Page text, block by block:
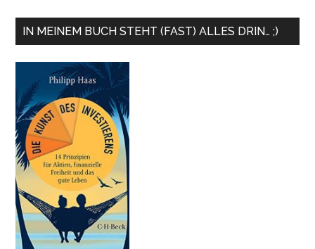
IN MEINEM BUCH STEHT (FAST) ALLES DRIN… ;)